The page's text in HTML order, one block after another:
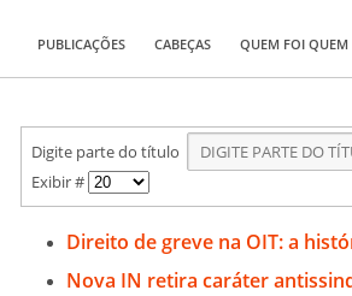
PUBLICAÇÕES CABEÇAS QUEM FOI QUEM
Digite parte do título
Exibir #
Direito de greve na OIT: a
Nova IN retira caráter